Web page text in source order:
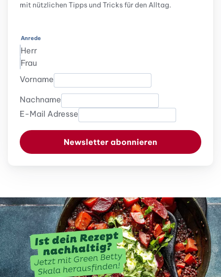
mit nützlichen Tipps und Tricks für den Alltag.
Anrede
Herr
Frau
Vorname
Nachname
E-Mail Adresse
Newsletter abonnieren